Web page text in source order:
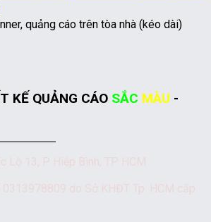
KẾ QUẢNG CÁO SẮC MÀU -